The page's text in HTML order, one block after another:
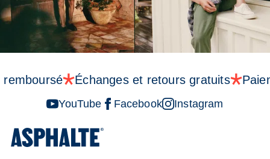
remboursé Échanges et retours gratuits
YouTube Facebook Instagram